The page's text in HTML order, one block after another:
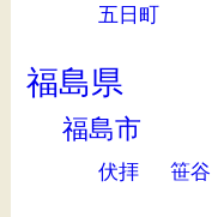
五日町
福島県
福島市
伏拝 笹谷